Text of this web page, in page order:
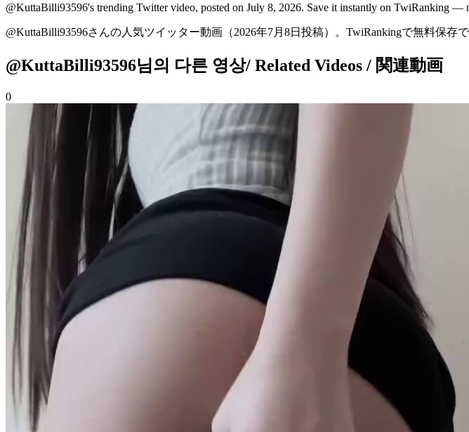
@KuttaBilli93596's trending Twitter video, posted on July 8, 2026. Save it instantly on TwiRanking —
@KuttaBilli93596さんの人気ツイッター動画 （2026年7月8日投稿） 。TwiRankingで無料保存で
@KuttaBilli93596님의 다른 영상/ Related Videos / 関連動画
0